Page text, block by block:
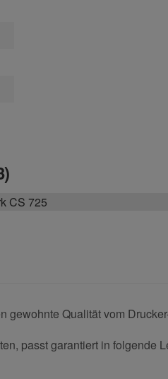
CS 725
gewohnte Qualität vom
passt garantiert in folgende